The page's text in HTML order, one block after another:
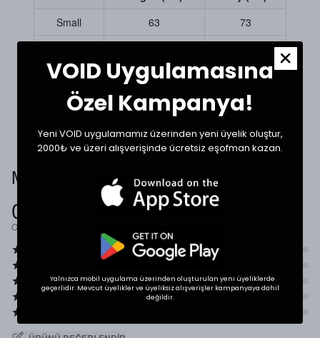
Small
63
73
Large
65
76
XLarge
68 76
Müşteri Yorumları
0.0
Ortalama Puan
VOID Uygulamasına
Özel Kampanya!
Yeni VOID uygulamamız üzerinden yeni üyelik oluştur,
2000₺ ve üzeri alışverişinde ücretsiz eşofman kazan.
Yalnızca mobil uygulama üzerinden oluşturulan yeni üyeliklerde
geçerlidir. Mevcut üyelikler ve üyeliksiz alışverişler kampanyaya dahil
değildir.